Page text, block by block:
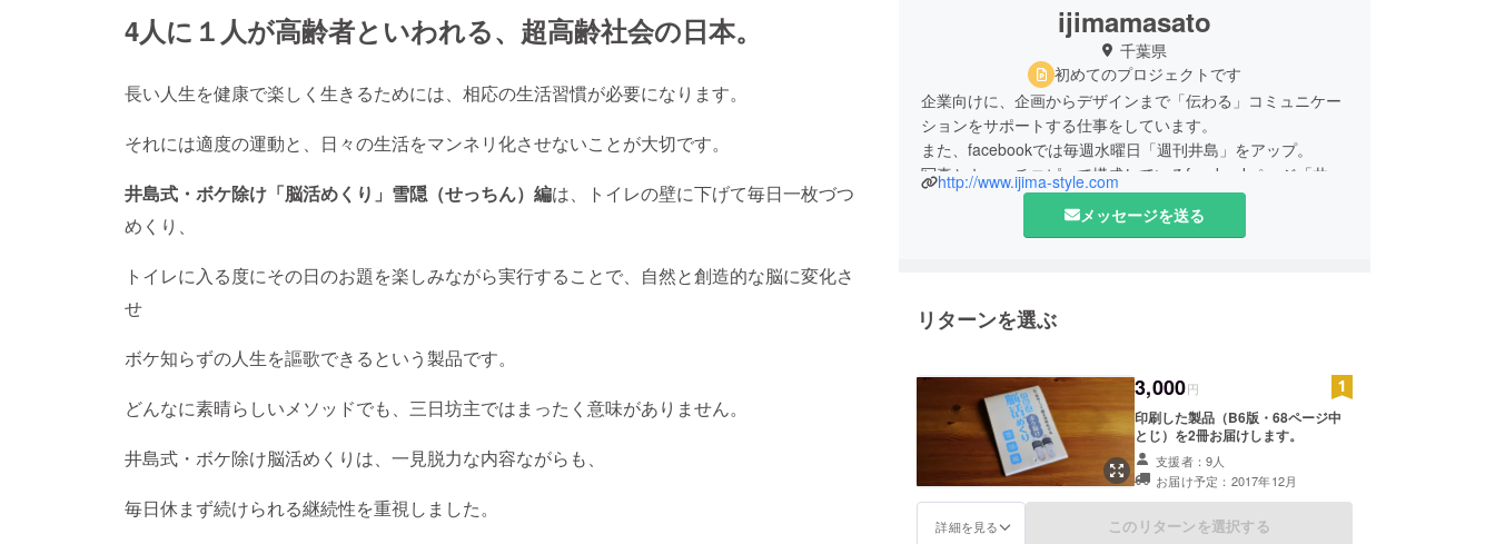
4人に１人が高齢者といわれる、超高齢社会の日本。
長い人生を健康で楽しく生きるためには、相応の生活習慣が必要になります。
それには適度の運動と、日々の生活をマンネリ化させないことが大切です。
井島式・ボケ除け「脳活めくり」雪隠（せっちん）編は、トイレの壁に下げて毎日一枚づつ
めくり、
トイレに入る度にその日のお題を楽しみながら実行することで、自然と創造的な脳に変化さ
せ
ボケ知らずの人生を謳歌できるという製品です。
どんなに素晴らしいメソッドでも、三日坊主ではまったく意味がありません。
井島式・ボケ除け脳活めくりは、一見脱力な内容ながらも、
毎日休まず続けられる継続性を重視しました。
ijimamasato
千葉県
初めてのプロジェクトです
企業向けに、企画からデザインまで「伝わる」コミュニケー
ションをサポートする仕事をしています。
また、facebookでは毎週水曜日「週刊井島」をアップ。
写真とキャッチコピーで構成しているfacebookページ「井島
式・フォト自由律」も週一で発信しています。
http://www.ijima-style.com
メッセージを送る
リターンを選ぶ
3,000円
印刷した製品（B6版・68ページ中
とじ）を2冊お届けします。
支援者：9人
お届け予定：2017年12月
詳細を見る このリターンを選択する